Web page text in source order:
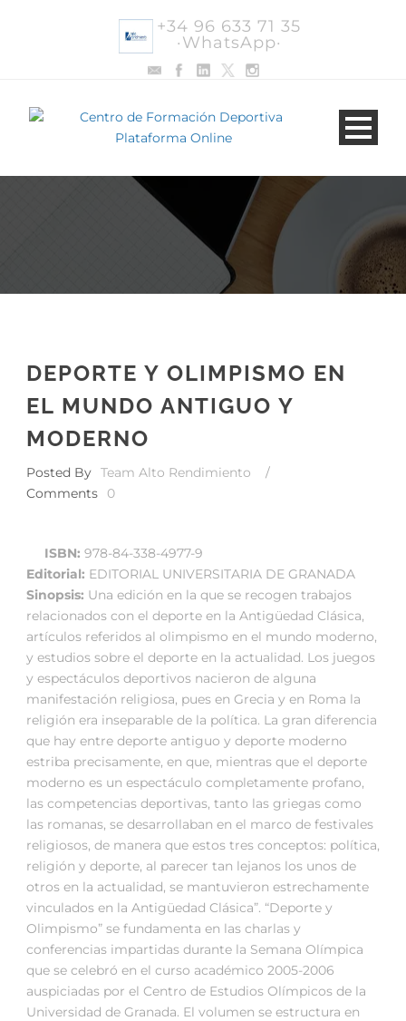
+34 96 633 71 35
·WhatsApp·
DEPORTE Y OLIMPISMO EN
EL MUNDO ANTIGUO Y
MODERNO
Posted By Team Alto Rendimiento
/
Comments
0
ISBN: 978-84-338-4977-9
Editorial: EDITORIAL UNIVERSITARIA DE GRANADA
Sinopsis: Una edición en la que se recogen trabajos
relacionados con el deporte en la Antigüedad Clásica,
artículos referidos al olimpismo en el mundo moderno,
y estudios sobre el deporte en la actualidad. Los juegos
y espectáculos deportivos nacieron de alguna
manifestación religiosa, pues en Grecia y en Roma la
religión era inseparable de la política. La gran diferencia
que hay entre deporte antiguo y deporte moderno
estriba precisamente, en que, mientras que el deporte
moderno es un espectáculo completamente profano,
las competencias deportivas, tanto las griegas como
las romanas, se desarrollaban en el marco de festivales
religiosos, de manera que estos tres conceptos: política,
religión y deporte, al parecer tan lejanos los unos de
otros en la actualidad, se mantuvieron estrechamente
vinculados en la Antigüedad Clásica”. “Deporte y
Olimpismo” se fundamenta en las charlas y
conferencias impartidas durante la Semana Olímpica
que se celebró en el curso académico 2005-2006
auspiciadas por el Centro de Estudios Olímpicos de la
Universidad de Granada. El volumen se estructura en